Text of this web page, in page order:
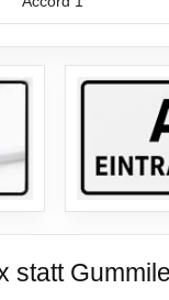
statt